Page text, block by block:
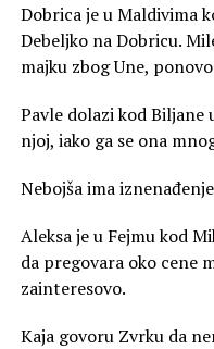
Dobrica je u Maldivima
Debeljko na Dobricu.
majku zbog Une,
Pavle dolazi kod
njoj, iako ga se ona
Nebojša ima
Aleksa je u Fejmu kod
da pregovara oko cene
zainteresovo.
Kaja govoru Zvrku da